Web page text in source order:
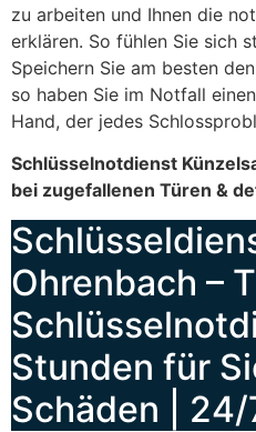
zu arbeiten und Ihnen die
erklären. So fühlen Sie sich
Speichern Sie am besten
so haben Sie im Notfall
Hand, der jedes
Schlüsselnotdienst
bei zugefallenen Türen &
Ohrenbach –
Stunden für
Schäden |